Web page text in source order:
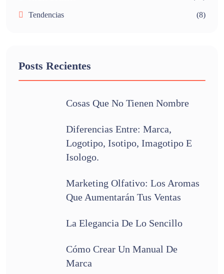
Tendencias (8)
Posts Recientes
Cosas Que No Tienen Nombre
Diferencias Entre: Marca,
Logotipo, Isotipo, Imagotipo E
Isologo.
Marketing Olfativo: Los Aromas
Que Aumentarán Tus Ventas
La Elegancia De Lo Sencillo
Cómo Crear Un Manual De
Marca